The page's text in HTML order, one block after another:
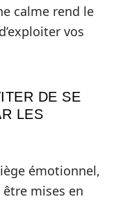
calme rend le
vos
DE SE
LES
émotionnel,
mises en